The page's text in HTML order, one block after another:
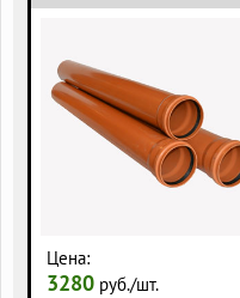
Цена:
3280 руб./шт.